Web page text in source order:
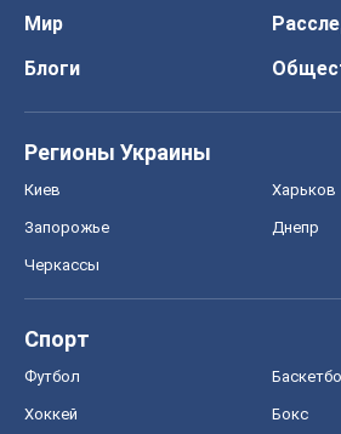
Мир
Блоги
Регионы Украины
Киев Харьков
Запорожье Днепр
Черкассы
Спорт
Футбол
Хоккей Бокс